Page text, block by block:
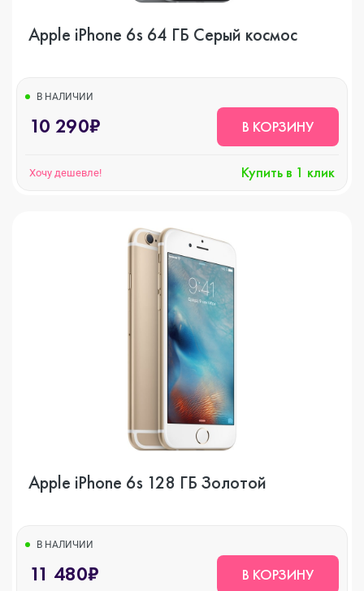
Apple iPhone 6s 64 ГБ Серый космос
В НАЛИЧИИ
10 290₽ В КОРЗИНУ
Хочу дешевле! Купить в 1 клик
Apple iPhone 6s 128 ГБ Золотой
В НАЛИЧИИ
11 480₽ В КОРЗИНУ